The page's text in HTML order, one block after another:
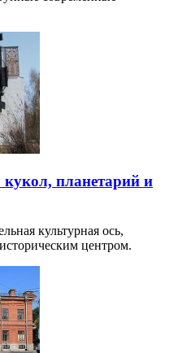
планетарий и
культурная ось,
центром.